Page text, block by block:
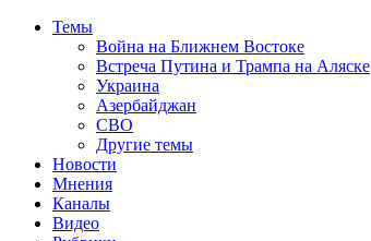
Темы
Война на Ближнем Востоке
Встреча Путина и Трампа на Аляске
Украина
Азербайджан
СВО
Другие темы
Новости
Мнения
Каналы
Видео